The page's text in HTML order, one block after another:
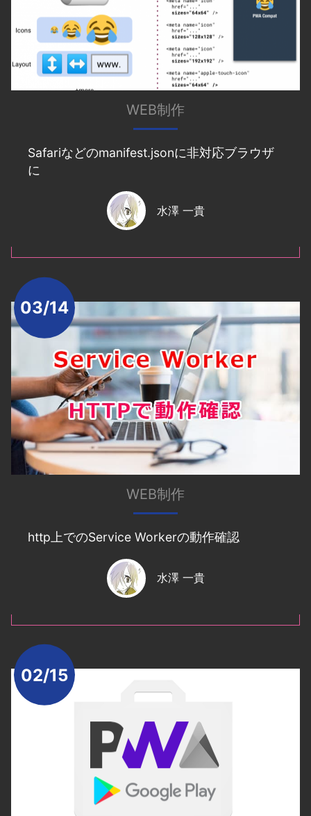
WEB制作
Safariなどのmanifest.jsonに非対応ブラウザ
に
水澤 一貴
03/14
WEB制作
http上でのService Workerの動作確認
水澤 一貴
02/15